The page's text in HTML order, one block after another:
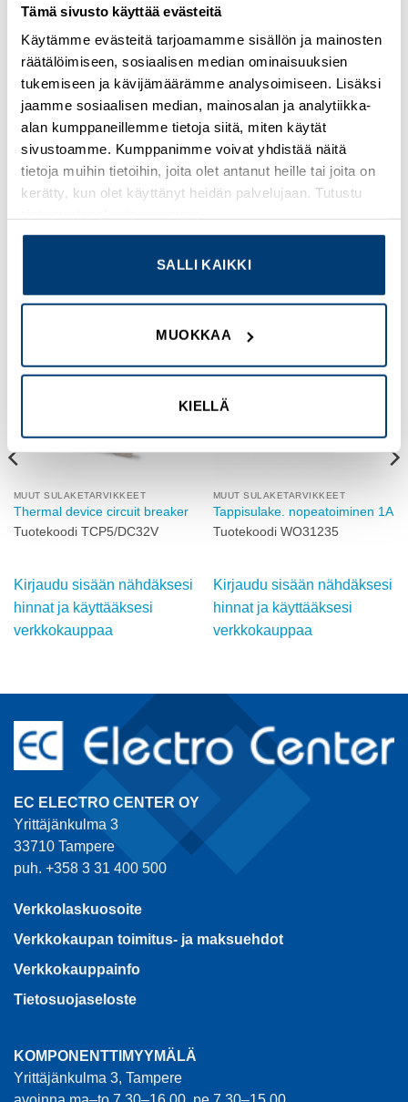
Tämä sivusto käyttää evästeitä
Käytämme evästeitä tarjoamamme sisällön ja mainosten
räätälöimiseen, sosiaalisen median ominaisuuksien
tukemiseen ja kävijämäärämme analysoimiseen. Lisäksi
jaamme sosiaalisen median, mainosalan ja analytiikka-
alan kumppaneillemme tietoja siitä, miten käytät
sivustoamme. Kumppanimme voivat yhdistää näitä
tietoja muihin tietoihin, joita olet antanut heille tai joita on
kerätty, kun olet käyttänyt heidän palvelujaan. Tutustu
SALLI KAIKKI
MUOKKAA
KIELLÄ
nominal current: 20 A, nom. voltage: 32 V, width: 6 mm,
fuse type: Slow-blow, fuse type: Automatic device,
mounting type: on base element, Color: yellow
Lisätietoja tuotteesta
Osasto:Muut sulaketarvikkeet
MUUT SULAKETARVIKKEET
Thermal device circuit breaker
Tuotekoodi TCP5/DC32V
Kirjaudu sisään nähdäksesi
hinnat ja käyttääksesi
verkkokauppaa
MUUT SULAKETARVIKKEET
Tappisulake. nopeatoiminen 1A
Tuotekoodi WO31235
Kirjaudu sisään nähdäksesi
hinnat ja käyttääksesi
verkkokauppaa
EC ELECTRO CENTER OY
Yrittäjänkulma 3
33710 Tampere
puh. +358 3 31 400 500
Verkkolaskuosoite
Verkkokaupan toimitus- ja maksuehdot
Verkkokauppainfo
Tietosuojaseloste
KOMPONENTTIMYYMÄLÄ
Yrittäjänkulma 3, Tampere